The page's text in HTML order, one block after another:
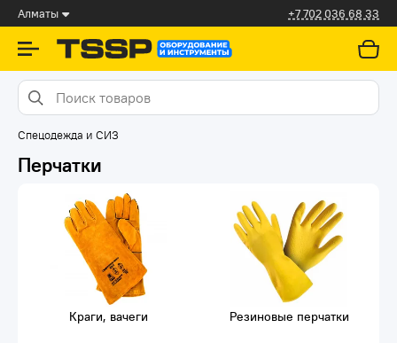
Алматы +7 702 036 68 33
Спецодежда и СИЗ
Перчатки
Краги, вачеги Резиновые перчатки